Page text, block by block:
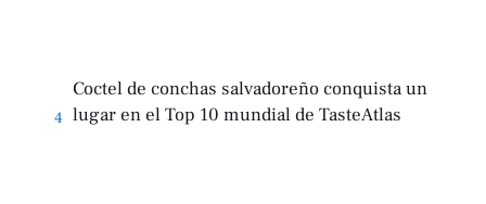
4
Coctel de conchas salvadoreño conquista un
lugar en el Top 10 mundial de TasteAtlas